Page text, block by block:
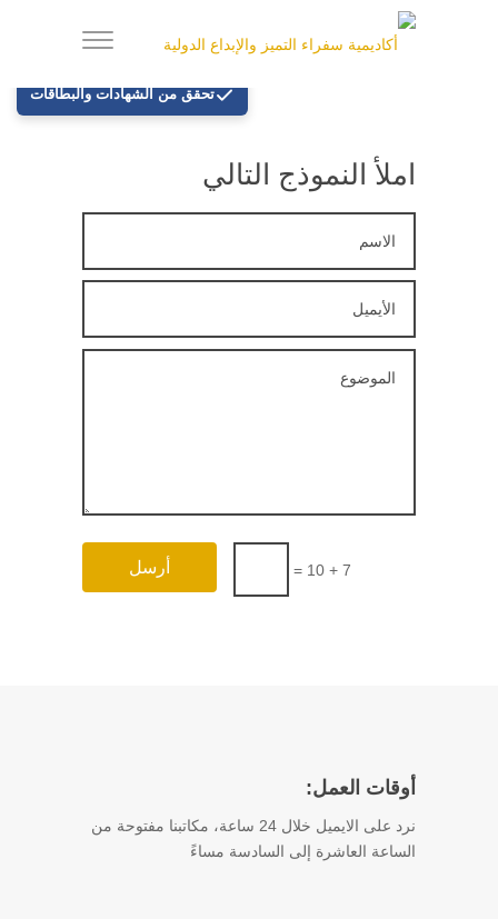
املأ النموذج التالي
أرسل 7 + 10
=
أوقات العمل:
نرد على الايميل خلال 24 ساعة، مكاتبنا مفتوحة من
الساعة العاشرة إلى السادسة مساءً
تحقق من الشهادات والبطاقات